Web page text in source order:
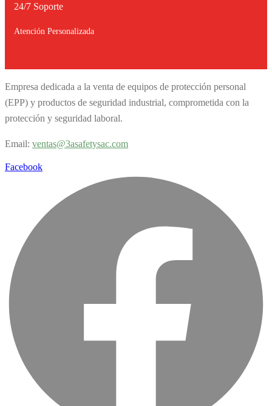
24/7 Soporte
Atención Personalizada
Empresa dedicada a la venta de equipos de protección personal
(EPP) y productos de seguridad industrial, comprometida con la
protección y seguridad laboral.
Email: ventas@3asafetysac.com
Facebook